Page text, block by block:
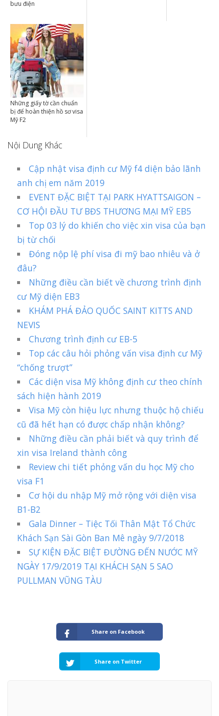
bưu điện
Những giấy tờ cần chuẩn
bị để hoàn thiện hồ sơ visa
Mỹ F2
Nội Dung Khác
Cập nhật visa định cư Mỹ f4 diện bảo lãnh
anh chị em năm 2019
EVENT ĐẶC BIỆT TẠI PARK HYATTSAIGON –
CƠ HỘI ĐẦU TƯ BĐS THƯƠNG MẠI MỸ EB5
Top 03 lý do khiến cho việc xin visa của bạn
bị từ chối
Đóng nộp lệ phí visa đi mỹ bao nhiêu và ở
đâu?
Những điều cần biết về chương trình định
cư Mỹ diện EB3
KHÁM PHÁ ĐẢO QUỐC SAINT KITTS AND
NEVIS
Chương trình định cư EB-5
Top các câu hỏi phỏng vấn visa định cư Mỹ
“chống trượt”
Các diện visa Mỹ không định cư theo chính
sách hiện hành 2019
Visa Mỹ còn hiệu lực nhưng thuộc hộ chiếu
cũ đã hết hạn có được chấp nhận không?
Những điều cần phải biết và quy trình để
xin visa Ireland thành công
Review chi tiết phỏng vấn du học Mỹ cho
visa F1
Cơ hội du nhập Mỹ mở rộng với diện visa
B1-B2
Gala Dinner – Tiệc Tối Thân Mật Tổ Chức
Khách Sạn Sài Gòn Ban Mê ngày 9/7/2018
SỰ KIỆN ĐẶC BIỆT ĐƯỜNG ĐẾN NƯỚC MỸ
NGÀY 17/9/2019 TẠI KHÁCH SẠN 5 SAO
PULLMAN VŨNG TÀU
Share on Facebook
Share on Twitter